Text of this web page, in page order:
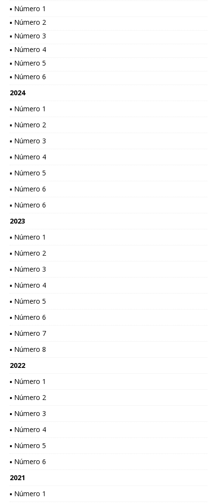
▪ Número 1
▪ Número 2
▪ Número 3
▪ Número 4
▪ Número 5
▪ Número 6
2024
▪ Número 1
▪ Número 2
▪ Número 3
▪ Número 4
▪ Número 5
▪ Número 6
▪ Número 6
2023
▪ Número 1
▪ Número 2
▪ Número 3
▪ Número 4
▪ Número 5
▪ Número 6
▪ Número 7
▪ Número 8
2022
▪ Número 1
▪ Número 2
▪ Número 3
▪ Número 4
▪ Número 5
▪ Número 6
2021
▪ Número 1